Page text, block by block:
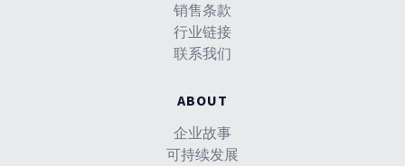
销售条款
行业链接
联系我们
ABOUT
企业故事
可持续发展